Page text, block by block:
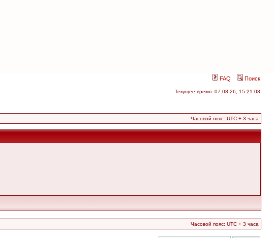
FAQ Поиск
Текущее время: 07.08.26, 15:21:08
Часовой пояс: UTC + 3 часа
Часовой пояс: UTC + 3 часа